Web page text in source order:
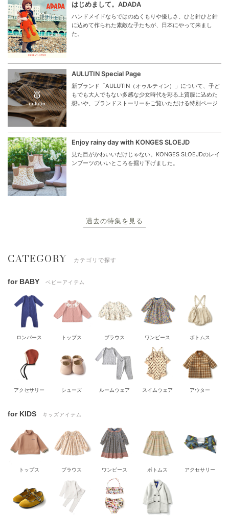
はじめまして。ADADA
ハンドメイドならではのぬくもりや優しさ、ひと針ひと針
に込めて作られた素敵な子たちが、日本にやって来まし
た。
AULUTIN Special Page
新ブランド「AULUTIN（オゥルティン）」について、子ど
もでも大人でもない多感な少女時代を彩る上質服に込めた
想いや、ブランドストーリーをご覧いただける特別ページ
Enjoy rainy day with KONGES SLOEJD
見た目がかわいいだけじゃない。KONGES SLOEJDのレイ
ンブーツのいいところを掘り下げました。
過去の特集を見る
CATEGORY カテゴリで探す
for BABY ベビーアイテム
ロンパース トップス ブラウス ワンピース ボトムス
アクセサリー シューズ ルームウェア スイムウェア アウター
for KIDS キッズアイテム
トップス ブラウス ワンピース ボトムス アクセサリー